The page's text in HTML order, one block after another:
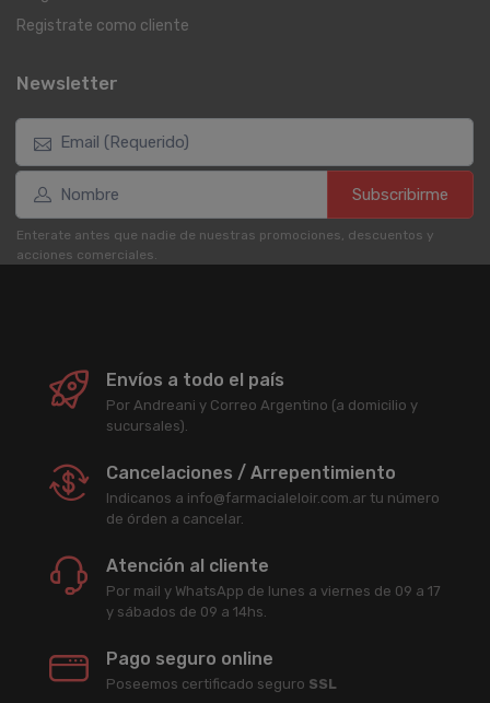
Registrate como cliente
Newsletter
Subscribirme
Enterate antes que nadie de nuestras promociones, descuentos y
acciones comerciales.
Envíos a todo el país
Por Andreani y Correo Argentino (a domicilio y
sucursales).
Cancelaciones / Arrepentimiento
Indicanos a info@farmacialeloir.com.ar tu número
de órden a cancelar.
Atención al cliente
Por mail y WhatsApp de lunes a viernes de 09 a 17
y sábados de 09 a 14hs.
Pago seguro online
Poseemos certificado seguro SSL